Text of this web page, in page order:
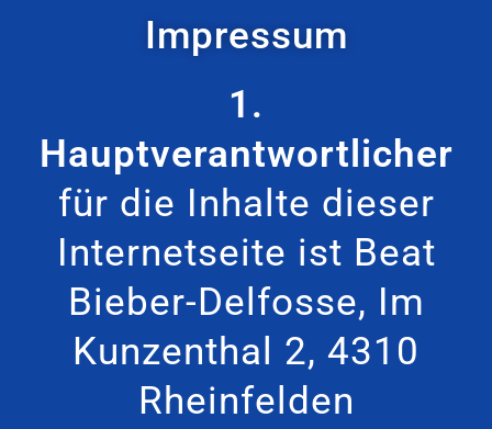
Impressum
1.
Hauptverantwortlicher
für die Inhalte dieser
Internetseite ist Beat
Bieber-Delfosse, Im
Kunzenthal 2, 4310
Rheinfelden